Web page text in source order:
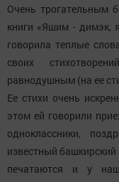
Очень трогательным
книги «Яшим - димэк,
говорила теплые
своих
равнодушным (на ее
Ее стихи очень
этом ей говорили
одноклассники,
известный
печатаются и у